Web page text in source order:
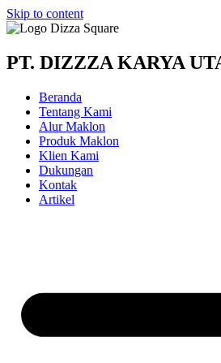
Skip to content
PT. DIZZZA KARYA
Beranda
Tentang Kami
Alur Maklon
Produk Maklon
Klien Kami
Dukungan
Kontak
Artikel